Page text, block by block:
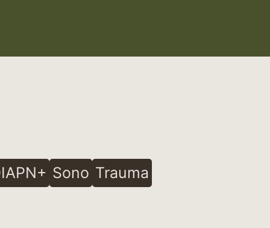
Sono Trauma